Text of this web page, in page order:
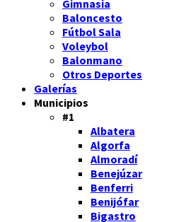
Gimnasia
Baloncesto
Fútbol Sala
Voleybol
Balonmano
Otros Deportes
Galerías
Municipios
#1
Albatera
Algorfa
Almoradí
Benejúzar
Benferri
Benijófar
Bigastro